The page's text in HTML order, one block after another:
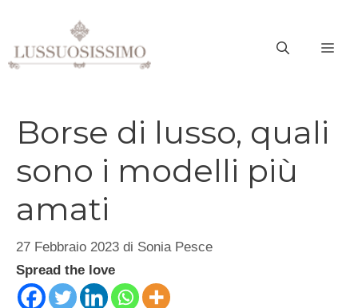
contenuto
Borse di lusso, quali
sono i modelli più
amati
27 Febbraio 2023 di Sonia Pesce
Spread the love